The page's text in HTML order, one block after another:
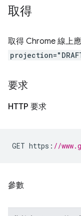
取得
取得 Chrome 線上
要求
HTTP 要求
GET https : //
參數